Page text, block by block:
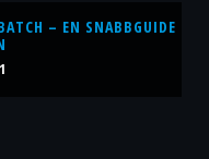
– EN SNABBGUIDE